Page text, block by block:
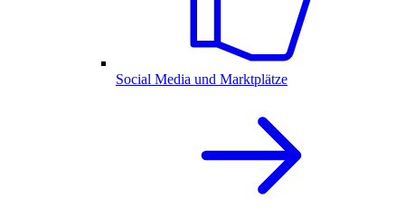
Social Media und Marktplätze